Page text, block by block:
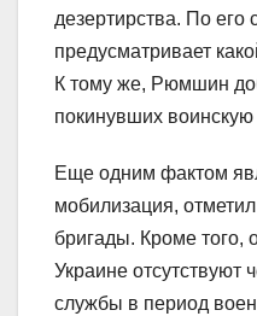
дезертирства. По его
предусматривает
К тому же, Рюмшин
покинувших
Еще одним фактом
мобилизация,
бригады. Кроме того,
Украине отсутствуют
службы в период